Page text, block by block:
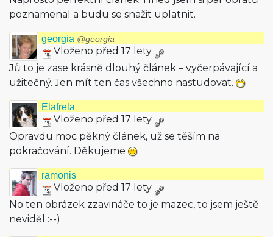
poznamenal a budu se snažit uplatnit.
georgia @georgia
Vloženo před 17 lety
Jů to je zase krásně dlouhý článek – vyčerpávající a
užitečný. Jen mít ten čas všechno nastudovat.
Elafrela
Vloženo před 17 lety
Opravdu moc pěkný článek, už se těším na
pokračování. Děkujeme
ramonis
Vloženo před 17 lety
No ten obrázek zzavináče to je mazec, to jsem ještě
neviděl :--)